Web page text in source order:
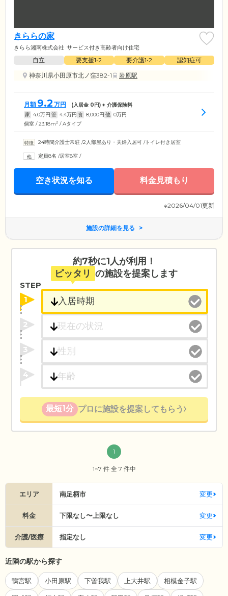
きららの家
きらら湘南株式会社 サービス付き高齢者向け住宅
自立 要支援1•2 要介護1•2
認知症可
神奈川県小田原市北ノ窪382-1
岩原駅
月額 9.2 万円 (入居金 0円) + 介護保険料
家 4.0万円 管 4.4万円 食 8,000円 他 0万円
個室 / 23.18m2 / Aタイプ
24時間介護士常駐 /2人部屋あり・夫婦入居可 /トイレ付き居室
定員8名 /居室8室 /
空き状況を知る 料金見積もり
※2026/04/01更新
施設の詳細を見る
約7秒に1人が利用！
ピッタリ の施設を提案します
STEP
1
2
3
4
最短1分 プロに施設を提案してもらう
1
1~7 件 全 7 件中
エリア 南足柄市 変更
料金 下限なし〜上限なし 変更
介護/医療 指定なし 変更
近隣の駅から探す
鴨宮駅 小田原駅 下曽我駅 上大井駅 相模金子駅